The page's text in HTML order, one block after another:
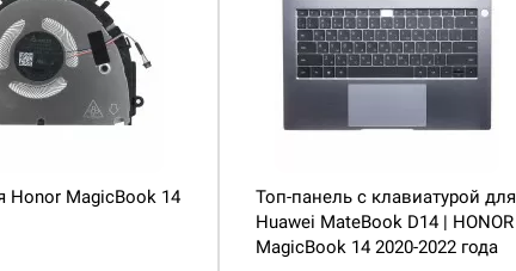
Honor MagicBook 14
Топ-панель с клавиатурой для
Huawei MateBook D14 | HONOR
MagicBook 14 2020-2022 года